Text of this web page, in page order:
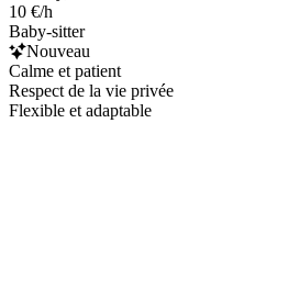
10 €/h
Baby-sitter
Nouveau
Calme et patient
Respect de la vie privée
Flexible et adaptable